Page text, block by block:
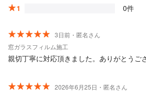
1
0件
3日前・匿名さん
窓ガラスフィルム施工
親切丁寧に対応頂きました。ありがとうご
2026年6月25日・匿名さん